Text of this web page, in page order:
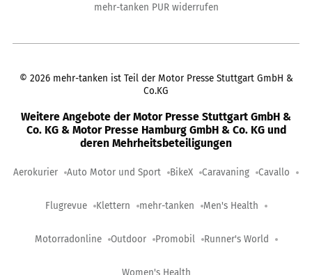
mehr-tanken PUR widerrufen
© 2026 mehr-tanken ist Teil der Motor Presse Stuttgart GmbH &
Co.KG
Weitere Angebote der Motor Presse Stuttgart GmbH &
Co. KG & Motor Presse Hamburg GmbH & Co. KG und
deren Mehrheitsbeteiligungen
Aerokurier Auto Motor und Sport BikeX Caravaning Cavallo
Flugrevue Klettern mehr-tanken Men's Health
Motorradonline Outdoor Promobil Runner's World
Women's Health